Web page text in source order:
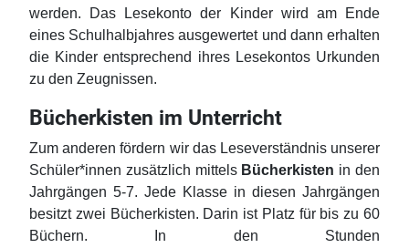
werden. Das Lesekonto der Kinder wird am Ende
eines Schulhalbjahres ausgewertet und dann erhalten
die Kinder entsprechend ihres Lesekontos Urkunden
zu den Zeugnissen.
Bücherkisten im Unterricht
Zum anderen fördern wir das Leseverständnis unserer
Schüler*innen zusätzlich mittels Bücherkisten in den
Jahrgängen 5-7. Jede Klasse in diesen Jahrgängen
besitzt zwei Bücherkisten. Darin ist Platz für bis zu 60
Büchern. In den Stunden